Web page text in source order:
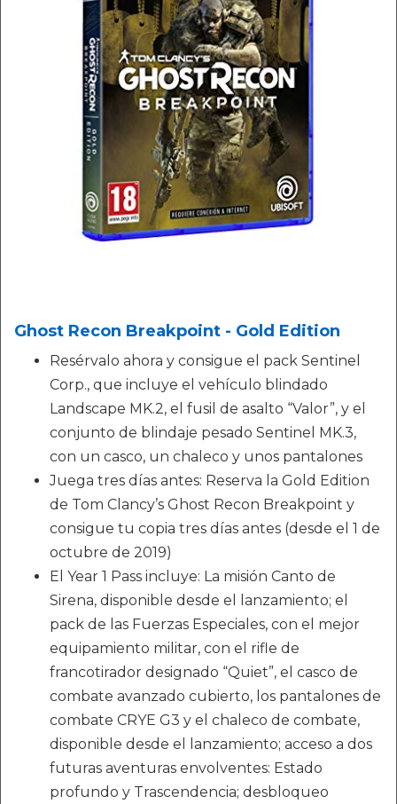
Ghost Recon Breakpoint - Gold Edition
Resérvalo ahora y consigue el pack Sentinel
Corp., que incluye el vehículo blindado
Landscape MK.2, el fusil de asalto “Valor”, y el
conjunto de blindaje pesado Sentinel MK.3,
con un casco, un chaleco y unos pantalones
Juega tres días antes: Reserva la Gold Edition
de Tom Clancy’s Ghost Recon Breakpoint y
consigue tu copia tres días antes (desde el 1 de
octubre de 2019)
El Year 1 Pass incluye: La misión Canto de
Sirena, disponible desde el lanzamiento; el
pack de las Fuerzas Especiales, con el mejor
equipamiento militar, con el rifle de
francotirador designado “Quiet”, el casco de
combate avanzado cubierto, los pantalones de
combate CRYE G3 y el chaleco de combate,
disponible desde el lanzamiento; acceso a dos
futuras aventuras envolventes: Estado
profundo y Trascendencia; desbloqueo